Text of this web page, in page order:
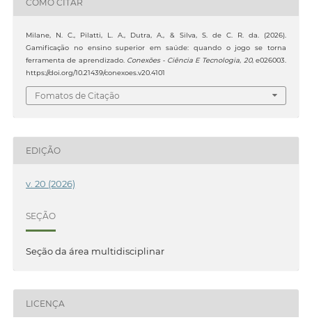
COMO CITAR
Milane, N. C., Pilatti, L. A., Dutra, A., & Silva, S. de C. R. da. (2026).
Gamificação no ensino superior em saúde: quando o jogo se torna
ferramenta de aprendizado. Conexões - Ciência E Tecnologia, 20, e026003.
https://doi.org/10.21439/conexoes.v20.4101
Fomatos de Citação
EDIÇÃO
v. 20 (2026)
SEÇÃO
Seção da área multidisciplinar
LICENÇA